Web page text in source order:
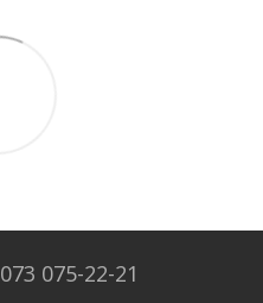
073 075-22-21